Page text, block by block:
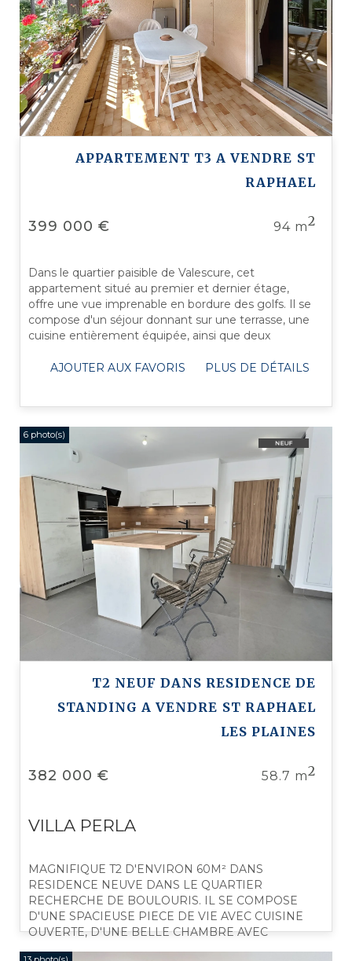
APPARTEMENT T3 A VENDRE ST
RAPHAEL
94 m2
399 000 €
Dans le quartier paisible de Valescure, cet
appartement situé au premier et dernier étage,
offre une vue imprenable en bordure des golfs. Il se
compose d'un séjour donnant sur une terrasse, une
cuisine entièrement équipée, ainsi que deux
AJOUTER AUX FAVORIS
PLUS DE DÉTAILS
6 photo(s)
T2 NEUF DANS RESIDENCE DE
STANDING A VENDRE ST RAPHAEL
LES PLAINES
58.7 m2
382 000 €
VILLA PERLA
MAGNIFIQUE T2 D'ENVIRON 60M² DANS
RESIDENCE NEUVE DANS LE QUARTIER
RECHERCHE DE BOULOURIS. IL SE COMPOSE
D'UNE SPACIEUSE PIECE DE VIE AVEC CUISINE
OUVERTE, D'UNE BELLE CHAMBRE AVEC